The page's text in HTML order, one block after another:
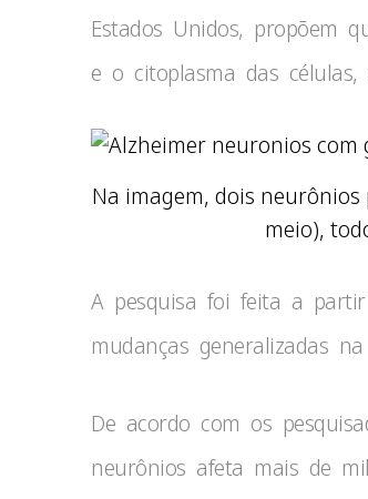
Estados Unidos, propõem
e o citoplasma das
Na imagem, dois
meio),
A pesquisa foi feita a
mudanças generalizadas
De acordo com os
neurônios afeta mais de